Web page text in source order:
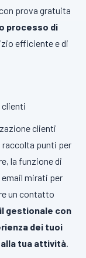
prova gratuita
processo di
efficiente e di
clienti
clienti
raccolta punti per
la funzione di
mirati per
un contatto
gestionale con
dei tuoi
tua attività.